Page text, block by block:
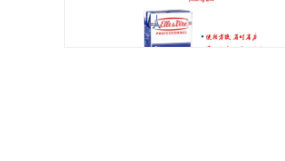
规格: 4袋×2.5千克 / 箱